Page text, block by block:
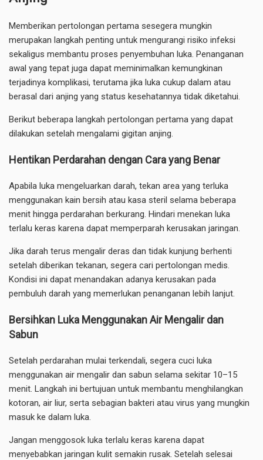
Memberikan pertolongan pertama sesegera mungkin
merupakan langkah penting untuk mengurangi risiko infeksi
sekaligus membantu proses penyembuhan luka. Penanganan
awal yang tepat juga dapat meminimalkan kemungkinan
terjadinya komplikasi, terutama jika luka cukup dalam atau
berasal dari anjing yang status kesehatannya tidak diketahui.
Berikut beberapa langkah pertolongan pertama yang dapat
dilakukan setelah mengalami gigitan anjing.
Hentikan Perdarahan dengan Cara yang Benar
Apabila luka mengeluarkan darah, tekan area yang terluka
menggunakan kain bersih atau kasa steril selama beberapa
menit hingga perdarahan berkurang. Hindari menekan luka
terlalu keras karena dapat memperparah kerusakan jaringan.
Jika darah terus mengalir deras dan tidak kunjung berhenti
setelah diberikan tekanan, segera cari pertolongan medis.
Kondisi ini dapat menandakan adanya kerusakan pada
pembuluh darah yang memerlukan penanganan lebih lanjut.
Bersihkan Luka Menggunakan Air Mengalir dan
Sabun
Setelah perdarahan mulai terkendali, segera cuci luka
menggunakan air mengalir dan sabun selama sekitar 10–15
menit. Langkah ini bertujuan untuk membantu menghilangkan
kotoran, air liur, serta sebagian bakteri atau virus yang mungkin
masuk ke dalam luka.
Jangan menggosok luka terlalu keras karena dapat
menyebabkan jaringan kulit semakin rusak. Setelah selesai